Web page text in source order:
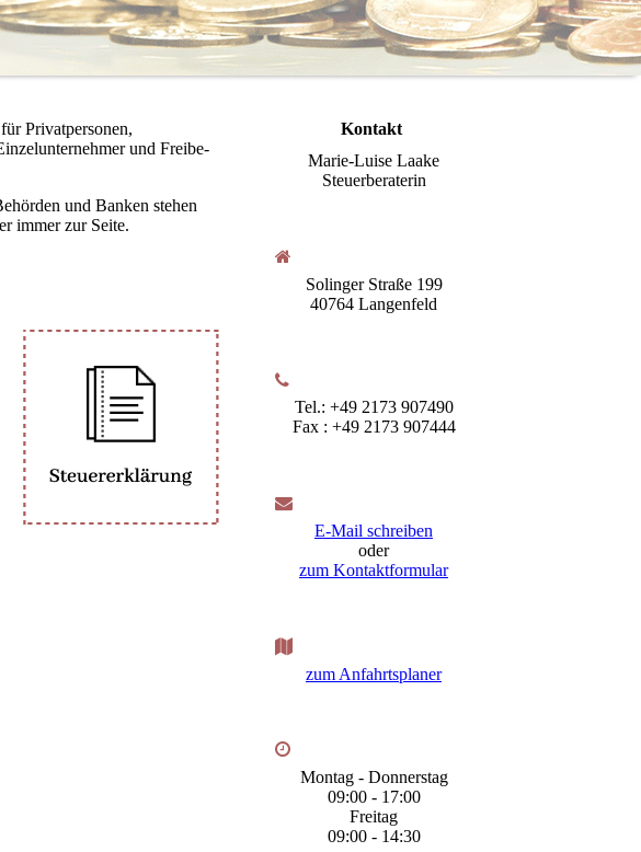
Privatpersonen,
und Frei­be­
und Banken stehen
immer zur Seite.
Kontakt
Marie-Luise Laake
Steuerberaterin
Solinger Straße 199
40764 Langenfeld
Tel.: +49 2173 907490
Fax : +49 2173 907444
E-Mail schreiben
oder
zum Kontaktformular
zum Anfahrtsplaner
Montag - Donnerstag
09:00 - 17:00
Freitag
09:00 - 14:30